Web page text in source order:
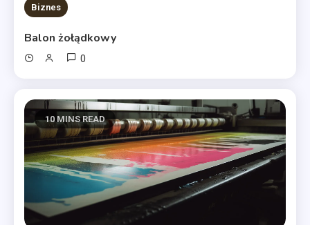
10 MINS READ
Biznes
Balon żołądkowy
0
10 MINS READ